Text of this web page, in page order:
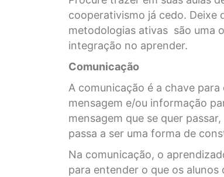
cooperativismo já cedo. Deixe
metodologias ativas são uma
integração no aprender.
Comunicação
A comunicação é a chave
mensagem e/ou informação
mensagem que se quer
passa a ser uma forma de
Na comunicação, o
para entender o que os alunos